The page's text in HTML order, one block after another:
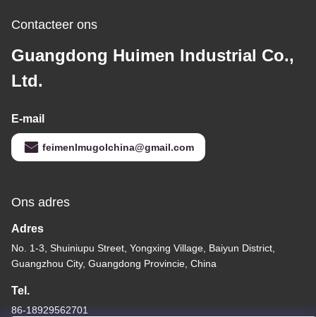
Contacteer ons
Guangdong Huimen Industrial Co.,
Ltd.
E-mail
feimenlmugolchina@gmail.com
Ons adres
Adres
No. 1-3, Shuiniupu Street, Yongxing Village, Baiyun District,
Guangzhou City, Guangdong Provincie, China
Tel.
86-18929562701